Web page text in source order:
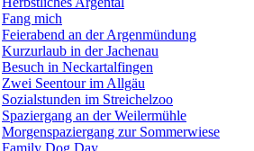
Fang mich
Feierabend an der Argenmündung
Kurzurlaub in der Jachenau
Besuch in Neckartalfingen
Zwei Seentour im Allgäu
Sozialstunden im Streichelzoo
Spaziergang an der Weilermühle
Morgenspaziergang zur Sommerwiese